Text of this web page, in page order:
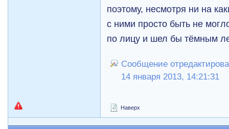
поэтому, несмотря ни на
с ними просто быть не
по лицу и шел бы тёмным
Сообщение
14 января 2013, 14:21:31
Наверх